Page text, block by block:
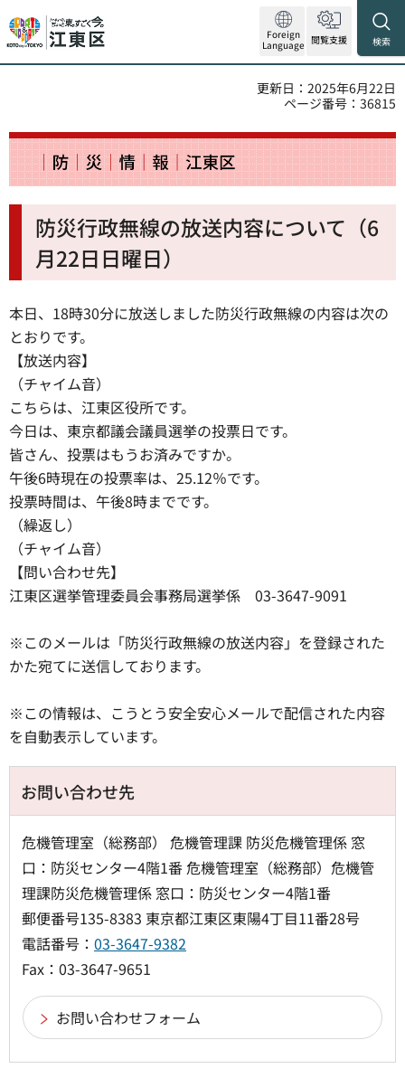
Foreign
Language 閲覧支援 検索
更新日：2025年6月22日
ページ番号：36815
防災行政無線の放送内容について（6
月22日日曜日）
本日、18時30分に放送しました防災行政無線の内容は次の
とおりです。
【放送内容】
（チャイム音）
こちらは、江東区役所です。
今日は、東京都議会議員選挙の投票日です。
皆さん、投票はもうお済みですか。
午後6時現在の投票率は、25.12％です。
投票時間は、午後8時までです。
（繰返し）
（チャイム音）
【問い合わせ先】
江東区選挙管理委員会事務局選挙係 03-3647-9091
※このメールは「防災行政無線の放送内容」を登録された
かた宛てに送信しております。
※この情報は、こうとう安全安心メールで配信された内容
を自動表示しています。
お問い合わせ先
危機管理室（総務部） 危機管理課 防災危機管理係 窓
口：防災センター4階1番 危機管理室（総務部）危機管
理課防災危機管理係 窓口：防災センター4階1番
郵便番号135-8383 東京都江東区東陽4丁目11番28号
電話番号： 03-3647-9382
Fax：03-3647-9651